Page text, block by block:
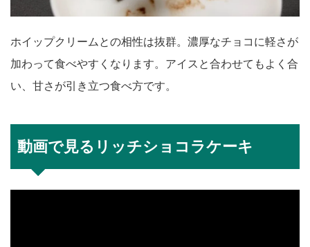
ホイップクリームとの相性は抜群。濃厚なチョコに軽さが
加わって食べやすくなります。アイスと合わせてもよく合
い、甘さが引き立つ食べ方です。
動画で見るリッチショコラケーキ